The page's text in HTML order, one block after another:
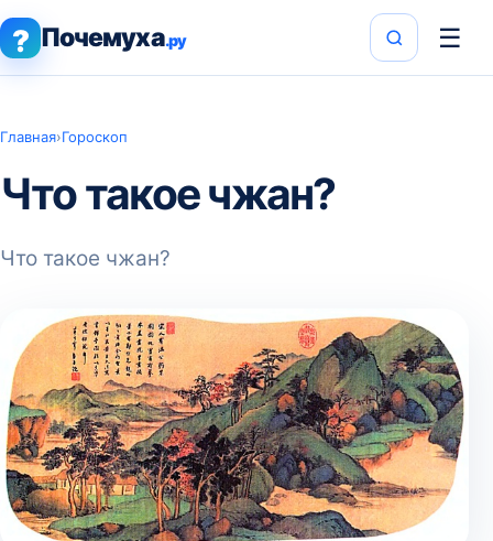
? Почемуха.ру ☰
Главная›Гороскоп
Что такое чжан?
Что такое чжан?